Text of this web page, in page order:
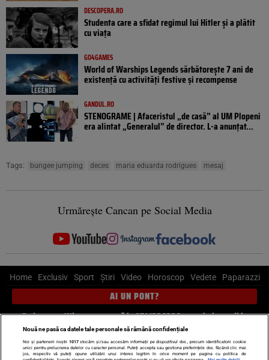
DESCOPERA.RO
Studenta care a sfidat regimul lui Hitler și a plătit
cu viața
GO4GAMES
World of Warships Legends sărbătorește 7 ani de
existență cu activități festive și recompense
GANDUL.RO
STENOGRAME | Afaceristul „de casă” al UM Plopeni
era alintat „Generalul” de director. L-a anunțat...
Tags: bungee jumping deces maria eduarda rodrigues mesaj
Urmărește Cancan pe Social Media
Home Exclusiv Sport Știri Video Horoscop Vedete Paparazzi
AI UN PONT?
Scrie-ne pe Whatsapp, sună la 0741226226 sau trimite mail la
pont@cancan.ro
Știri interne Știri externe Politică
Nouă ne pasă ca datele tale personale să rămână confidențiale
Noi și partenerii noștri 1017stocăm și/sau accesăm informații pe dispozitivul dvs., precum identificatorii cookie
unici pentru prelucrarea datelor cu caracter personal. Puteți accepta sau gestiona preferințele dvs. făcând clic mai
jos, respectiv vă puteți opune utilizării unui interes legitim în orice moment pe pagina cu politica de